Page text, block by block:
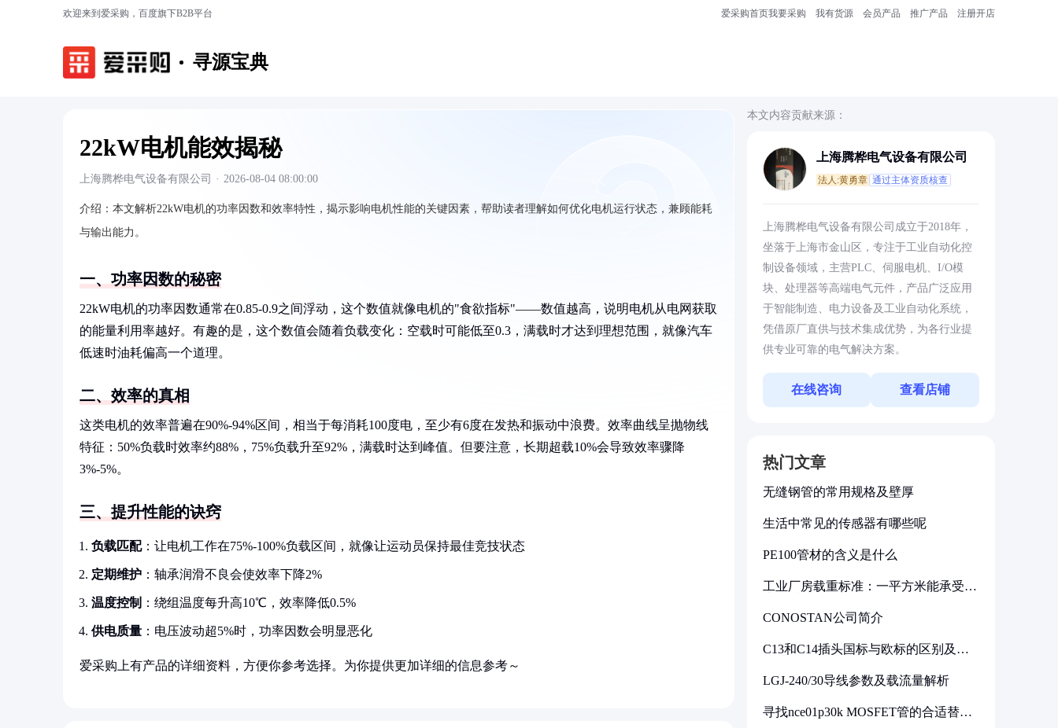
欢迎来到爱采购，百度旗下B2B平台 爱采购首页我要采购 我有货源 会员产品 推广产品 注册开店
寻源宝典
22kW电机能效揭秘
上海腾桦电气设备有限公司 · 2026-08-04 08:00:00
介绍： 本文解析22kW电机的功率因数和效率特性，揭示影响电机性能的关键因素，帮助读者理解如何优化电机运行状态，兼顾能耗
与输出能力。
一、功率因数的秘密
22kW电机的功率因数通常在0.85-0.9之间浮动，这个数值就像电机的"食欲指标"——数值越高，说明电机从电网获取
的能量利用率越好。有趣的是，这个数值会随着负载变化：空载时可能低至0.3，满载时才达到理想范围，就像汽车
低速时油耗偏高一个道理。
二、效率的真相
这类电机的效率普遍在90%-94%区间，相当于每消耗100度电，至少有6度在发热和振动中浪费。效率曲线呈抛物线
特征：50%负载时效率约88%，75%负载升至92%，满载时达到峰值。但要注意，长期超载10%会导致效率骤降
3%-5%。
三、提升性能的诀窍
负载匹配：让电机工作在75%-100%负载区间，就像让运动员保持最佳竞技状态
定期维护 ：轴承润滑不良会使效率下降2%
温度控制 ：绕组温度每升高10℃，效率降低0.5%
供电质量 ：电压波动超5%时，功率因数会明显恶化
爱采购上有产品的详细资料，方便你参考选择。为你提供更加详细的信息参考～
本文内容贡献来源：
上海腾桦电气设备有限公司
法人:黄勇章 通过主体资质核查
上海腾桦电气设备有限公司成立于2018年，
坐落于上海市金山区，专注于工业自动化控
制设备领域，主营PLC、伺服电机、I/O模
块、处理器等高端电气元件，产品广泛应用
于智能制造、电力设备及工业自动化系统，
凭借原厂直供与技术集成优势，为各行业提
供专业可靠的电气解决方案。
在线咨询 查看店铺
热门文章
无缝钢管的常用规格及壁厚
生活中常见的传感器有哪些呢
PE100管材的含义是什么
工业厂房载重标准：一平方米能承受多
CONOSTAN公司简介
C13和C14插头国标与欧标的区别及其
LGJ-240/30导线参数及载流量解析
寻找nce01p30k MOSFET管的合适替代